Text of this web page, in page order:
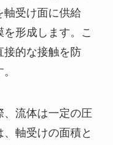
軸受け面に供給
形成します。こ
接的な接触を防
、流体は一定の圧
軸受けの面積と